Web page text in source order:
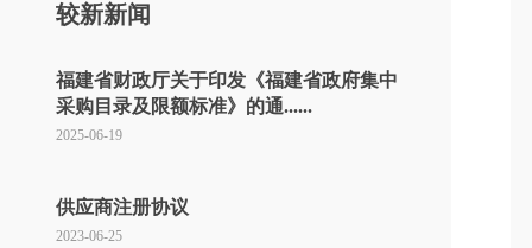
较新新闻
福建省财政厅关于印发《福建省政府集中
采购目录及限额标准》的通......
2025-06-19
供应商注册协议
2023-06-25